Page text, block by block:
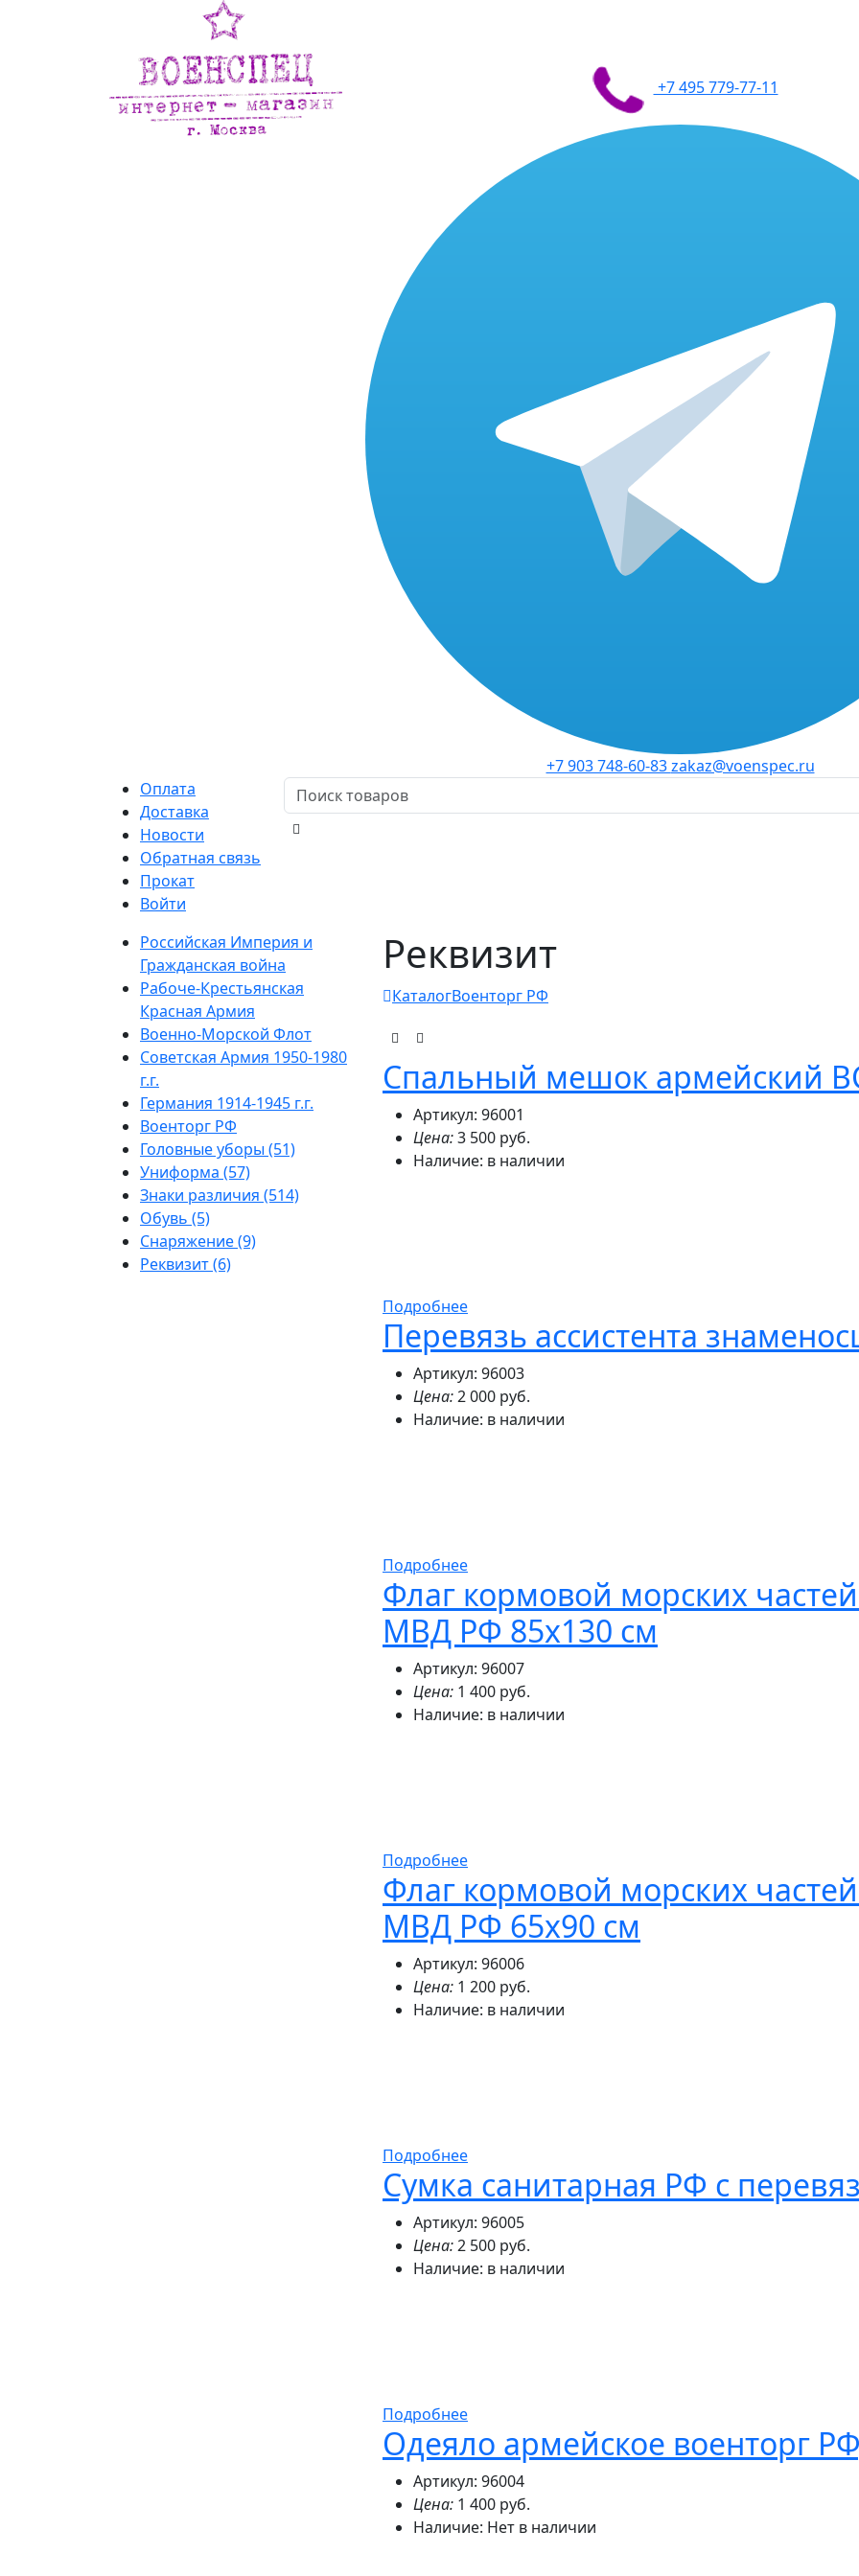
+7 495 779-77-11
+7 903 748-60-83zakaz@voenspec.ru
Оплата
Доставка
Новости
Обратная связь
Прокат
Войти
Российская Империя и
Гражданская война
Рабоче-Крестьянская
Красная Армия
Военно-Морской Флот
Советская Армия 1950-1980
г.г.
Германия 1914-1945 г.г.
Военторг РФ
Головные уборы (51)
Униформа (57)
Знаки различия (514)
Обувь (5)
Снаряжение (9)
Реквизит (6)
Реквизит
КаталогВоенторг РФ
Спальный мешок армейский
Артикул: 96001
Цена:3 500 руб.
Наличие: в наличии
Подробнее
Перевязь ассистента
Артикул: 96003
Цена:2 000 руб.
Наличие: в наличии
Подробнее
Флаг кормовой морских
МВД РФ 85х130 см
Артикул: 96007
Цена: 1 400 руб.
Наличие: в наличии
Подробнее
Флаг кормовой морских
МВД РФ 65х90 см
Артикул: 96006
Цена: 1 200 руб.
Наличие: в наличии
Подробнее
Сумка санитарная РФ с
Артикул: 96005
Цена:2 500 руб.
Наличие: в наличии
Подробнее
Одеяло армейское военторг
Артикул: 96004
Цена: 1 400 руб.
Наличие: Нет в наличии